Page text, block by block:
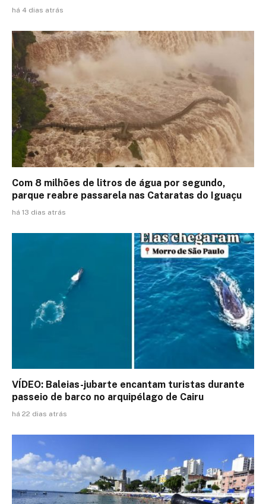
há 4 dias atrás
Com 8 milhões de litros de água por segundo,
parque reabre passarela nas Cataratas do Iguaçu
há 13 dias atrás
VÍDEO: Baleias-jubarte encantam turistas durante
passeio de barco no arquipélago de Cairu
há 22 dias atrás